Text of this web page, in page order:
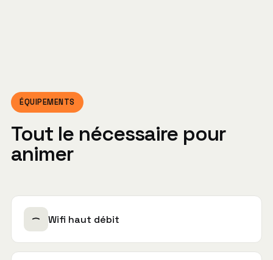
ÉQUIPEMENTS
Tout le nécessaire pour
animer
Wifi haut débit